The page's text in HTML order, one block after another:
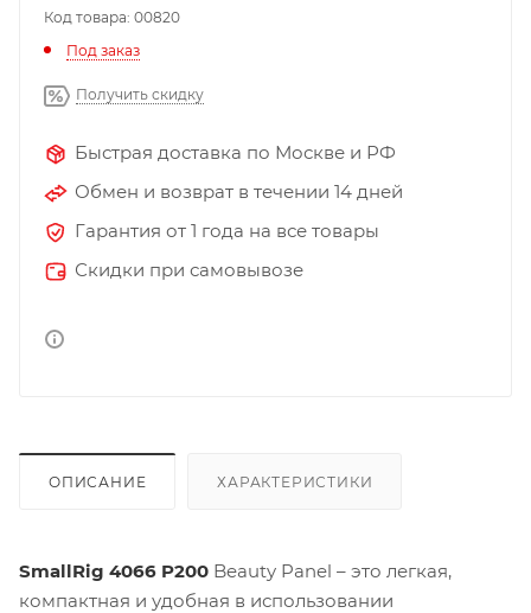
Код товара: 00820
Под заказ
Получить скидку
Быстрая доставка по Москве и РФ
Обмен и возврат в течении 14 дней
Гарантия от 1 года на все товары
Скидки при самовывозе
ОПИСАНИЕ ХАРАКТЕРИСТИКИ
SmallRig 4066 P200 Beauty Panel – это легкая,
компактная и удобная в использовании